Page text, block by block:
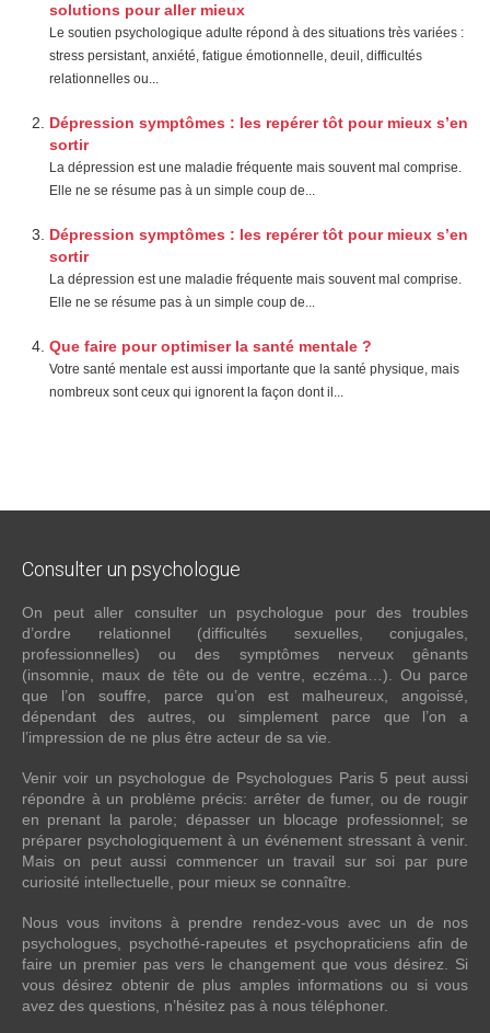
solutions pour aller mieux
Le soutien psychologique adulte répond à des situations très variées :
stress persistant, anxiété, fatigue émotionnelle, deuil, difficultés
relationnelles ou...
Dépression symptômes : les repérer tôt pour mieux s’en
sortir
La dépression est une maladie fréquente mais souvent mal comprise.
Elle ne se résume pas à un simple coup de...
Dépression symptômes : les repérer tôt pour mieux s’en
sortir
La dépression est une maladie fréquente mais souvent mal comprise.
Elle ne se résume pas à un simple coup de...
Que faire pour optimiser la santé mentale ?
Votre santé mentale est aussi importante que la santé physique, mais
nombreux sont ceux qui ignorent la façon dont il...
Consulter un psychologue
On peut aller consulter un psychologue pour des troubles
d’ordre relationnel (difficultés sexuelles, conjugales,
professionnelles) ou des symptômes nerveux gênants
(insomnie, maux de tête ou de ventre, eczéma…). Ou parce
que l’on souffre, parce qu’on est malheureux, angoissé,
dépendant des autres, ou simplement parce que l’on a
l’impression de ne plus être acteur de sa vie.
Venir voir un psychologue de Psychologues Paris 5 peut aussi
répondre à un problème précis: arrêter de fumer, ou de rougir
en prenant la parole; dépasser un blocage professionnel; se
préparer psychologiquement à un événement stressant à venir.
Mais on peut aussi commencer un travail sur soi par pure
curiosité intellectuelle, pour mieux se connaître.
Nous vous invitons à prendre rendez-vous avec un de nos
psychologues, psychothé-rapeutes et psychopraticiens afin de
faire un premier pas vers le changement que vous désirez. Si
vous désirez obtenir de plus amples informations ou si vous
avez des questions, n’hésitez pas à nous téléphoner.